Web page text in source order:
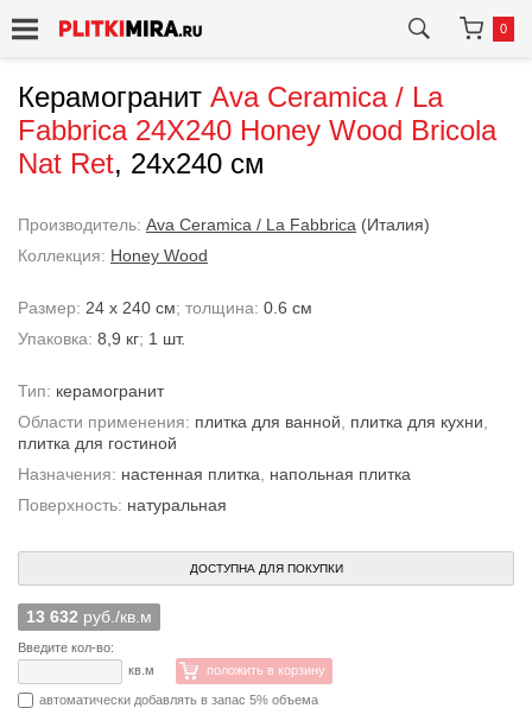
0
Керамогранит Ava Ceramica / La
Fabbrica 24X240 Honey Wood Bricola
Nat Ret, 24x240 см
Производитель: Ava Ceramica / La Fabbrica (Италия)
Коллекция: Honey Wood
Размер: 24 x 240 см; толщина: 0.6 см
Упаковка: 8,9 кг; 1 шт.
Тип: керамогранит
Области применения: плитка для ванной плитка для кухни
плитка для гостиной
Назначения: настенная плитка
напольная плитка
Поверхность: натуральная
ДОСТУПНА ДЛЯ ПОКУПКИ
13 632 руб./кв.м
Введите кол-во:
кв.м
положить в корзину
автоматически добавлять в запас 5% объема